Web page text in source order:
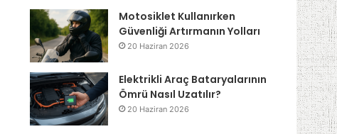
Motosiklet Kullanırken
Güvenliği Artırmanın Yolları
20 Haziran 2026
Elektrikli Araç Bataryalarının
Ömrü Nasıl Uzatılır?
20 Haziran 2026